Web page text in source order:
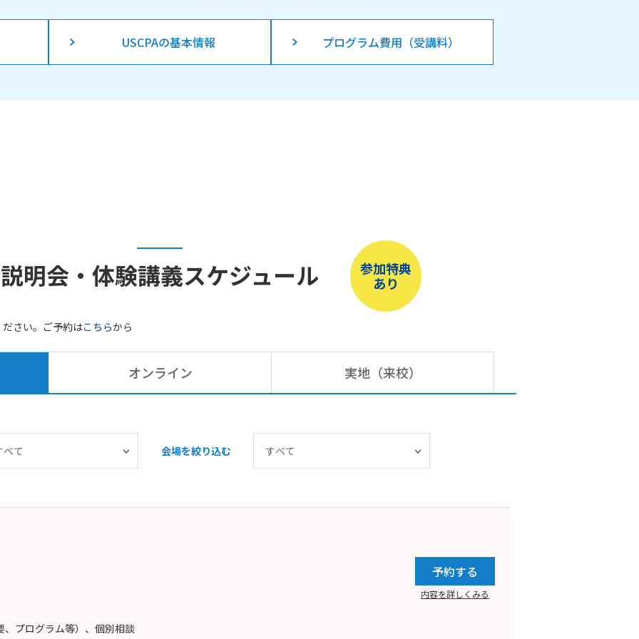
USCPAの基本情報 プログラム費用（受講料）
参加特典
あり
説明会・体験講義スケジュール
さい。ご予約はこちらから
オンライン 実地（来校）
会場を絞り込む
、プログラム等）、個別相談
予約する
内容を詳しくみる